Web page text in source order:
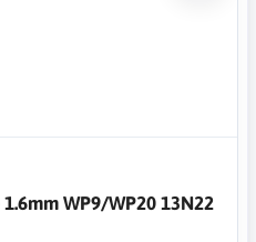
WP9/WP20 13N22